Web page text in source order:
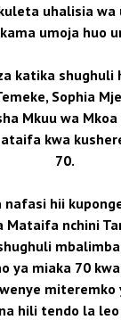
uhalisia wa
umoja huo
katika shughuli
Sophia
Mkuu wa
kwa
70.
nafasi hii
Mataifa nchini
ya miaka 70
miteremko
hili tendo la